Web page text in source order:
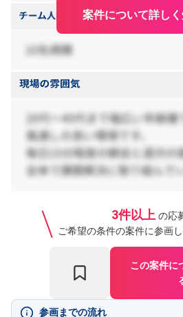
案件について詳し
3件以上 の応
ご希望の条件の案件に参画
この案件に
参画までの流れ